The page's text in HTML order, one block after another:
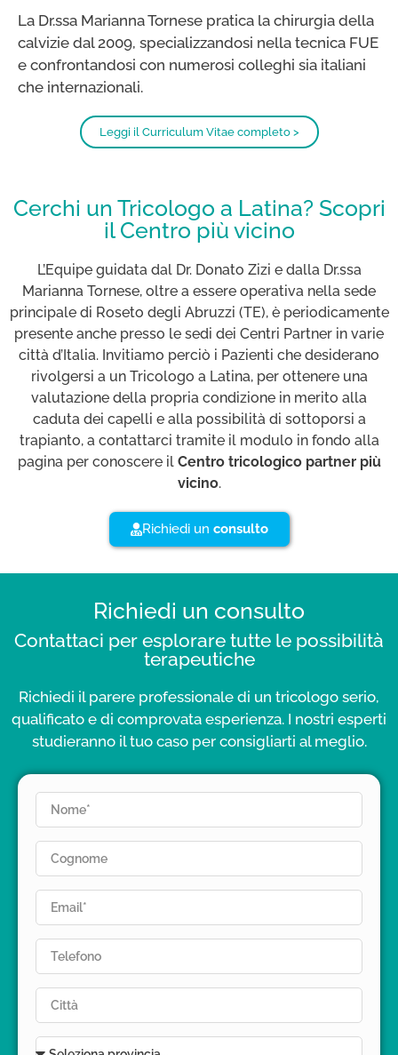
La Dr.ssa Marianna Tornese pratica la chirurgia della
calvizie dal 2009, specializzandosi nella tecnica FUE
e confrontandosi con numerosi colleghi sia italiani
che internazionali.
Leggi il Curriculum Vitae completo >
Cerchi un Tricologo a Latina? Scopri
il Centro più vicino
L’Equipe guidata dal Dr. Donato Zizi e dalla Dr.ssa
Marianna Tornese, oltre a essere operativa nella sede
principale di Roseto degli Abruzzi (TE), è periodicamente
presente anche presso le sedi dei Centri Partner in varie
città d’Italia. Invitiamo perciò i Pazienti che desiderano
rivolgersi a un Tricologo a Latina, per ottenere una
valutazione della propria condizione in merito alla
caduta dei capelli e alla possibilità di sottoporsi a
trapianto, a contattarci tramite il modulo in fondo alla
pagina per conoscere il Centro tricologico partner più
vicino.
Richiedi un consulto
Richiedi un consulto
Contattaci per esplorare tutte le possibilità
terapeutiche
Richiedi il parere professionale di un tricologo serio,
qualificato e di comprovata esperienza. I nostri esperti
studieranno il tuo caso per consigliarti al meglio.